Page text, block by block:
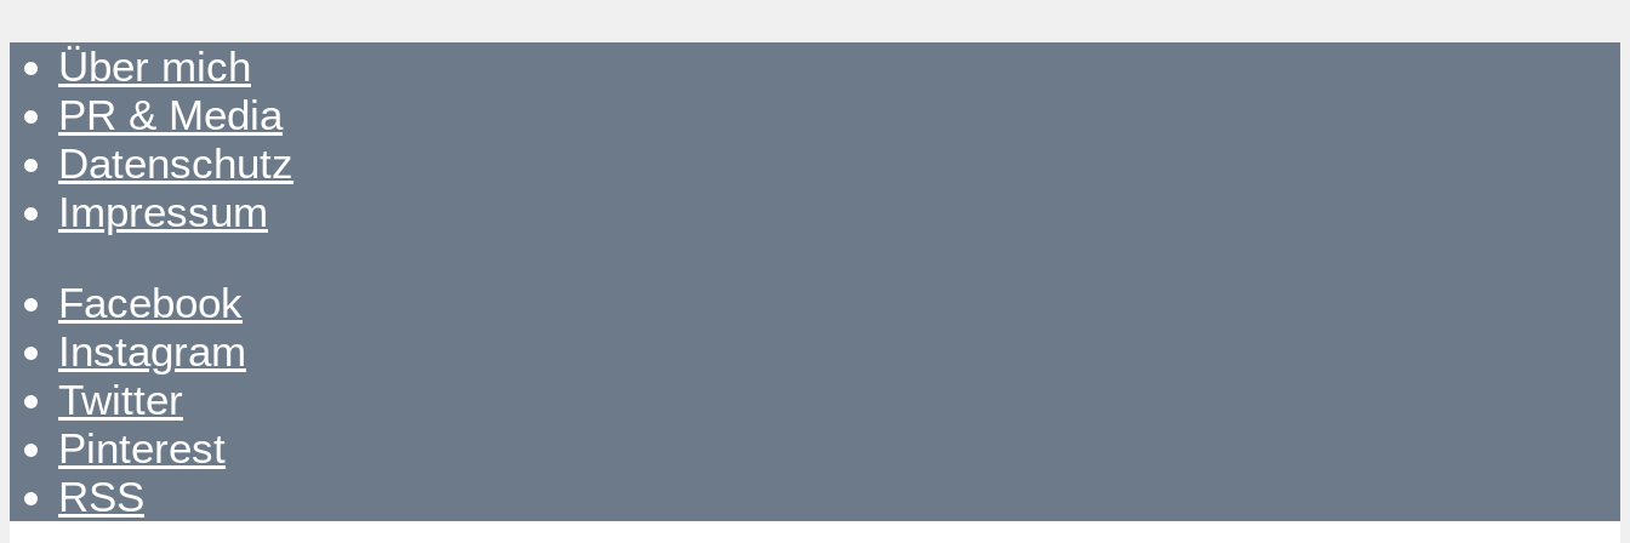
Über mich
PR & Media
Datenschutz
Impressum
Facebook
Instagram
Twitter
Pinterest
RSS